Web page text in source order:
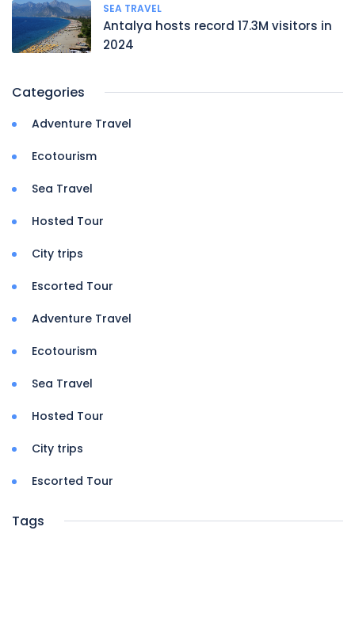
SEA TRAVEL
Antalya hosts record 17.3M visitors in
2024
Categories
Adventure Travel
Ecotourism
Sea Travel
Hosted Tour
City trips
Escorted Tour
Adventure Travel
Ecotourism
Sea Travel
Hosted Tour
City trips
Escorted Tour
Tags